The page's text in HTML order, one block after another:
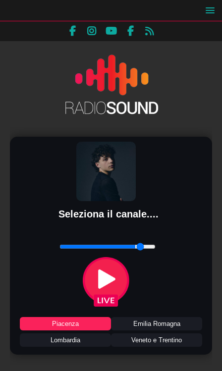
Seleziona il canale....
Piacenza Emilia Romagna
Lombardia Veneto e Trentino